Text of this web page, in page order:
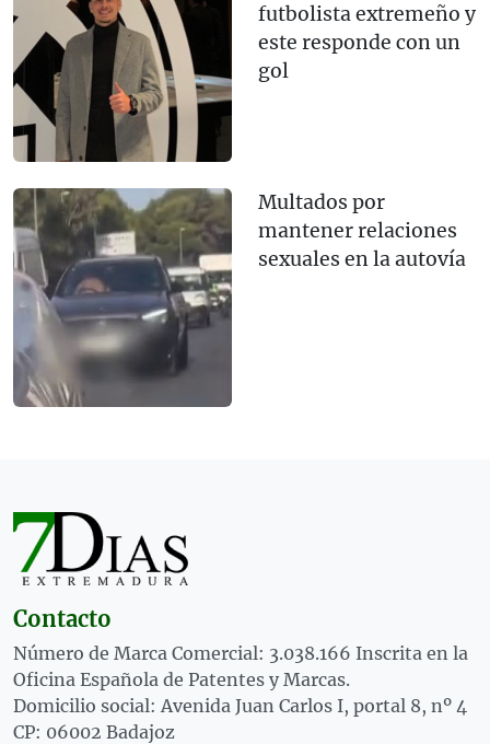
futbolista extremeño y
este responde con un
gol
Multados por
mantener relaciones
sexuales en la autovía
Contacto
Número de Marca Comercial: 3.038.166 Inscrita en la
Oficina Española de Patentes y Marcas.
Domicilio social: Avenida Juan Carlos I, portal 8, nº 4
CP: 06002 Badajoz